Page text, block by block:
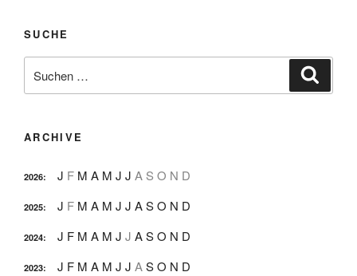
SUCHE
nach:
ARCHIVE
2026: J F M A M J J A S O N D
2025: J F M A M J J ASO N D
2024: J F M A M J J ASO N D
2023: J F M A M J J ASO N D